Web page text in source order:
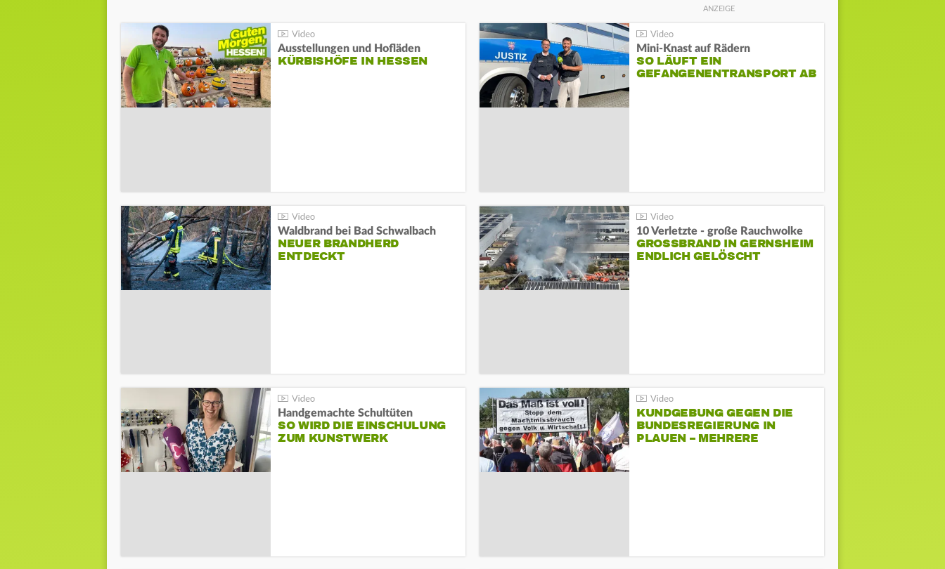
Ausstellungen und Hofläden
KÜRBISHÖFE IN HESSEN
Mini-Knast auf Rädern
SO LÄUFT EIN
GEFANGENENTRANSPORT AB
Waldbrand bei Bad Schwalbach
NEUER BRANDHERD
ENTDECKT
10 Verletzte - große Rauchwolke
GROSSBRAND IN GERNSHEIM E
NDLICH GELÖSCHT
Handgemachte Schultüten
SO WIRD DIE EINSCHULUNG
ZUM KUNSTWERK
KUNDGEBUNG GEGEN DIE
BUNDESREGIERUNG IN
PLAUEN – MEHRERE